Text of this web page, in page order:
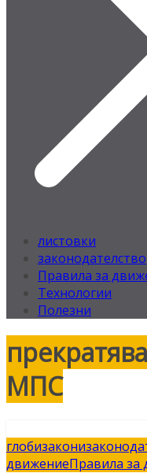
листовки
законодателство
Правила за
Технологии
Полезни
МПС
глобизакони
движениеПравила за